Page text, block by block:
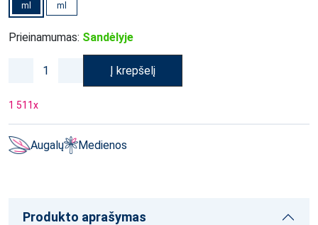
ml ml
Prieinamumas: Sandėlyje
Į krepšelį
1 511x
Augalų Medienos
Produkto aprašymas